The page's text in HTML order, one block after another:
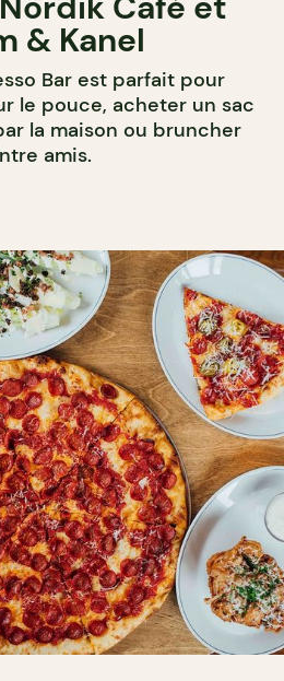
& Kanel
Bar est parfait pour
le pouce, acheter un sac
la maison ou bruncher
amis.